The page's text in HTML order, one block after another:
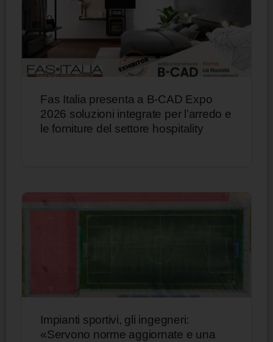
Fas Italia presenta a B-CAD Expo
2026 soluzioni integrate per l’arredo e
le forniture del settore hospitality
Impianti sportivi, gli ingegneri:
«Servono norme aggiornate e una